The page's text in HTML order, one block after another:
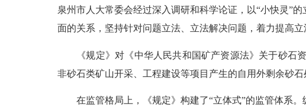
泉州市人大常委会经过深入调研和科学论证，以“小快灵”
面的关系，坚持针对问题立法、立法解决问题，着力提高立
《规定》对《中华人民共和国矿产资源法》关于砂石资
非砂石类矿山开采、工程建设等项目产生的自用外剩余砂
在监管格局上，《规定》构建了“立体式”的监管体系。